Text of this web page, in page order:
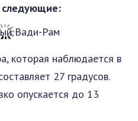
следующие:
которая наблюдается в
27 градусов.
опускается до 13